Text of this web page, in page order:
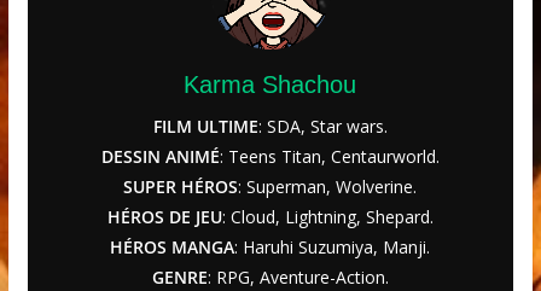
Karma Shachou
FILM ULTIME: SDA, Star wars.
DESSIN ANIMÉ: Teens Titan, Centaurworld.
SUPER HÉROS: Superman, Wolverine.
HÉROS DE JEU: Cloud, Lightning, Shepard.
HÉROS MANGA: Haruhi Suzumiya, Manji.
GENRE: RPG, Aventure-Action.